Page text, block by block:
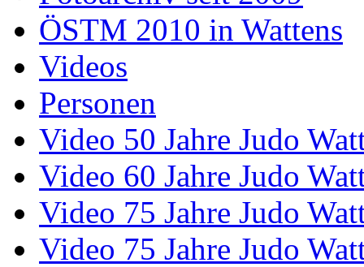
ÖSTM 2010 in Wattens
Videos
Personen
Video 50 Jahre Judo
Video 60 Jahre Judo
Video 75 Jahre Judo
Video 75 Jahre Judo